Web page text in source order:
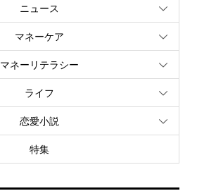
ニュース
マネーケア
マネーリテラシー
ライフ
恋愛小説
特集